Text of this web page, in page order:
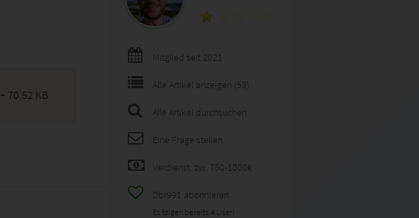
~ 70.52 KB
Mitglied seit 2021
Alle Artikel anzeigen (53)
Alle Artikel durchsuchen
Eine Frage stellen
Verdienst: zw. 750-1000€
Dbr991 abonnieren
Es folgen bereits 4 User!